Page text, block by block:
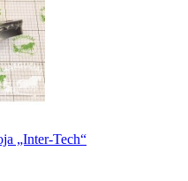
„Inter-Tech“